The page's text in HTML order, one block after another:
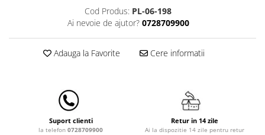
Cod Produs: PL-06-198
Ai nevoie de ajutor? 0728709900
Adauga la Favorite Cere informatii
Suport clienti
la telefon 0728709900
Retur in 14 zile
Ai la dispozitie 14 zile pentru retur